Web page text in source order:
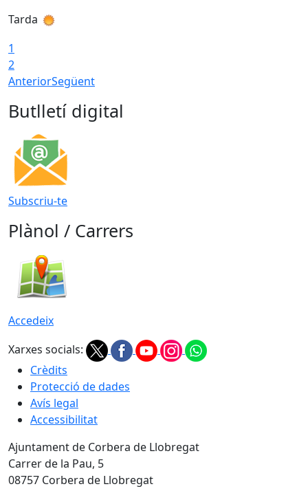
Tarda
1
2
AnteriorSegüent
Butlletí digital
Subscriu-te
Plànol / Carrers
Accedeix
Xarxes socials:
Crèdits
Protecció de dades
Avís legal
Accessibilitat
Ajuntament de Corbera de Llobregat
Carrer de la Pau, 5
08757 Corbera de Llobregat